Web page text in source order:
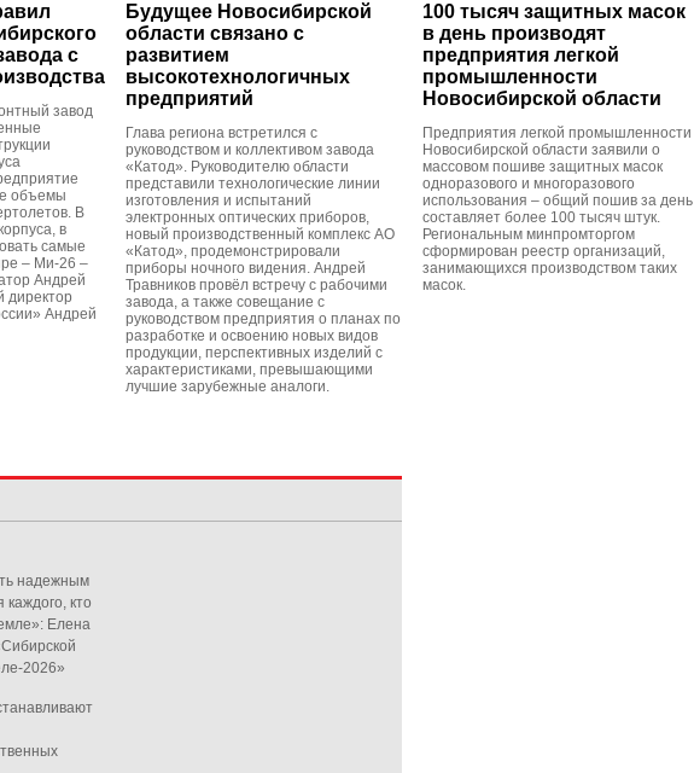
с
завод
объемы
В
в
самые
– Ми-26 –
Андрей
директор
Андрей
Будущее Новосибирской
области связано с
развитием
высокотехнологичных
предприятий
Глава региона встретился с
руководством и коллективом завода
«Катод». Руководителю области
представили технологические линии
изготовления и испытаний
электронных оптических приборов,
новый производственный комплекс АО
«Катод», продемонстрировали
приборы ночного видения. Андрей
Травников провёл встречу с рабочими
завода, а также совещание с
руководством предприятия о планах по
разработке и освоению новых видов
продукции, перспективных изделий с
характеристиками, превышающими
лучшие зарубежные аналоги.
100 тысяч защитных масок
в день производят
предприятия легкой
промышленности
Новосибирской области
Предприятия легкой промышленности
Новосибирской области заявили о
массовом пошиве защитных масок
одноразового и многоразового
использования – общий пошив за день
составляет более 100 тысяч штук.
Региональным минпромторгом
сформирован реестр организаций,
занимающихся производством таких
масок.
надежным
кто
Елена
2026»